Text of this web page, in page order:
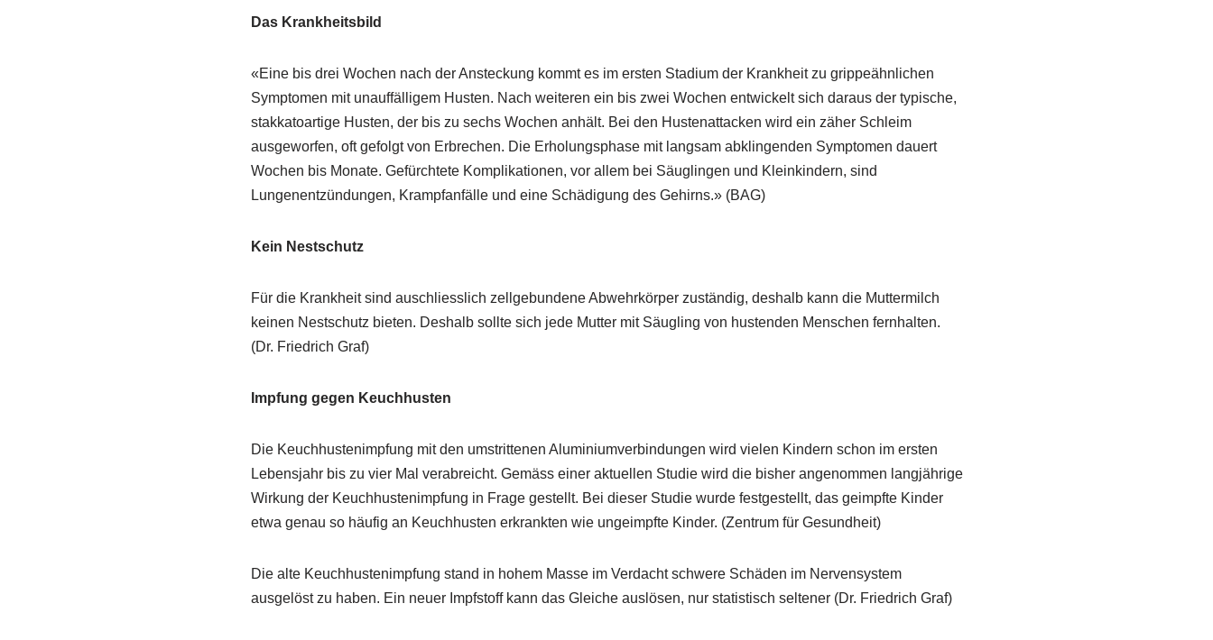
Das Krankheitsbild
«Eine bis drei Wochen nach der Ansteckung kommt es im ersten Stadium der Krankheit zu grippeähnlichen
Symptomen mit unauffälligem Husten. Nach weiteren ein bis zwei Wochen entwickelt sich daraus der typische,
stakkatoartige Husten, der bis zu sechs Wochen anhält. Bei den Hustenattacken wird ein zäher Schleim
ausgeworfen, oft gefolgt von Erbrechen. Die Erholungsphase mit langsam abklingenden Symptomen dauert
Wochen bis Monate. Gefürchtete Komplikationen, vor allem bei Säuglingen und Kleinkindern, sind
Lungenentzündungen, Krampfanfälle und eine Schädigung des Gehirns.» (BAG)
Kein Nestschutz
Für die Krankheit sind auschliesslich zellgebundene Abwehrkörper zuständig, deshalb kann die Muttermilch
keinen Nestschutz bieten. Deshalb sollte sich jede Mutter mit Säugling von hustenden Menschen fernhalten.
(Dr. Friedrich Graf)
Impfung gegen Keuchhusten
Die Keuchhustenimpfung mit den umstrittenen Aluminiumverbindungen wird vielen Kindern schon im ersten
Lebensjahr bis zu vier Mal verabreicht. Gemäss einer aktuellen Studie wird die bisher angenommen langjährige
Wirkung der Keuchhustenimpfung in Frage gestellt. Bei dieser Studie wurde festgestellt, das geimpfte Kinder
etwa genau so häufig an Keuchhusten erkrankten wie ungeimpfte Kinder. (Zentrum für Gesundheit)
Die alte Keuchhustenimpfung stand in hohem Masse im Verdacht schwere Schäden im Nervensystem
ausgelöst zu haben. Ein neuer Impfstoff kann das Gleiche auslösen, nur statistisch seltener (Dr. Friedrich Graf)